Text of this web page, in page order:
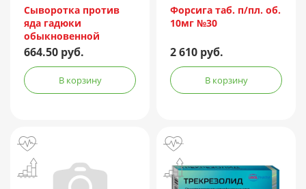
г.Ставрополь)/Россия
Сыворотка против
яда гадюки
обыкновенной
лошадиная
очищенная
концентрированная
жидкая амп.(р-р д/
664.50 руб.
В корзину
Россия
Форсига таб. п/пл. об.
10мг №30
2 610 руб.
В корзину